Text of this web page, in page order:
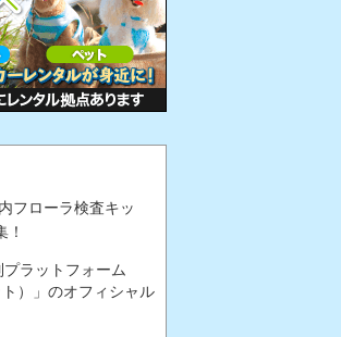
フローラ検査キッ
ラットフォーム
）」のオフィシャル